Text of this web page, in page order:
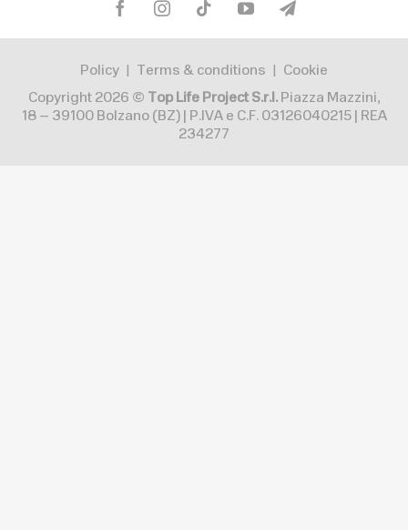
Policy | Terms & conditions | Cookie
Copyright 2026 © Top Life Project S.r.l.Piazza Mazzini,
18 – 39100 Bolzano (BZ) | P.IVA e C.F. 03126040215 | REA
234277